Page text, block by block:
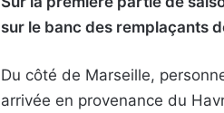
sur le banc des remplaçants
Du côté de Marseille,
arrivée en provenance du